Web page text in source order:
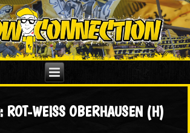
ROT-WEISS OBERHAUSEN (H)